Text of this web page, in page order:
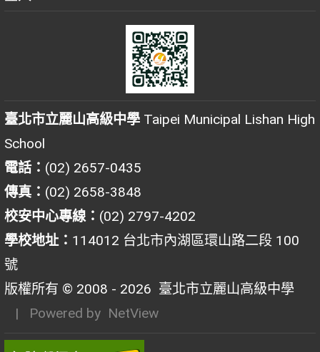
臺北市立麗山高級中學 Taipei Municipal Lishan High
School
電話： (02) 2657-0435
傳真： (02) 2658-3848
校安中心專線： (02) 2797-4202
學校地址： 114012 台北市內湖區環山路二段 100
號
版權所有 © 2008 - 2026 臺北市立麗山高級中學
| Powered by NetView